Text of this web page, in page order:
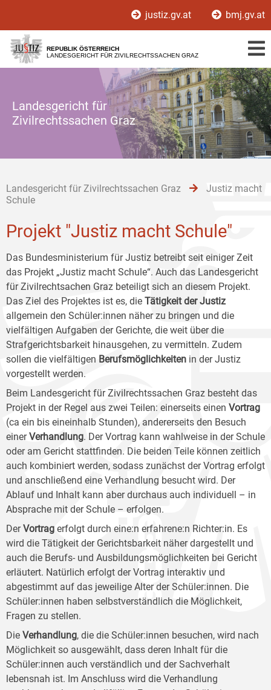
[1]
[2]
[3]
justiz.gv.at bmj.gv.at
REPUBLIK ÖSTERREICH
LANDESGERICHT FÜR ZIVILRECHTSSACHEN GRAZ
Landesgericht für
Zivilrechtssachen Graz
Landesgericht für Zivilrechtssachen Graz
Justiz macht
Schule
Projekt "Justiz macht Schule"
Das Bundesministerium für Justiz betreibt seit einiger Zeit
das Projekt „Justiz macht Schule“. Auch das Landesgericht
für Zivilrechtsachen Graz beteiligt sich an diesem Projekt.
Das Ziel des Projektes ist es, die Tätigkeit der Justiz
allgemein den Schüler:innen näher zu bringen und die
vielfältigen Aufgaben der Gerichte, die weit über die
Strafgerichtsbarkeit hinausgehen, zu vermitteln. Zudem
sollen die vielfältigen Berufsmöglichkeiten in der Justiz
vorgestellt werden.
Beim Landesgericht für Zivilrechtssachen Graz besteht das
Projekt in der Regel aus zwei Teilen: einerseits einen Vortrag
(ca ein bis eineinhalb Stunden), andererseits den Besuch
einerVerhandlung. Der Vortrag kann wahlweise in der Schule
oder am Gericht stattfinden. Die beiden Teile können zeitlich
auch kombiniert werden, sodass zunächst der Vortrag erfolgt
und anschließend eine Verhandlung besucht wird. Der
Ablauf und Inhalt kann aber durchaus auch individuell – in
Absprache mit der Schule – erfolgen.
DerVortrag erfolgt durch eine:n erfahrene:n Richter:in. Es
wird die Tätigkeit der Gerichtsbarkeit näher dargestellt und
auch die Berufs- und Ausbildungsmöglichkeiten bei Gericht
erläutert. Natürlich erfolgt der Vortrag interaktiv und
abgestimmt auf das jeweilige Alter der Schüler:innen. Die
Schüler:innen haben selbstverständlich die Möglichkeit,
Fragen zu stellen.
Die Verhandlung, die die Schüler:innen besuchen, wird nach
Möglichkeit so ausgewählt, dass deren Inhalt für die
Schüler:innen auch verständlich und der Sachverhalt
lebensnah ist. Im Anschluss wird die Verhandlung